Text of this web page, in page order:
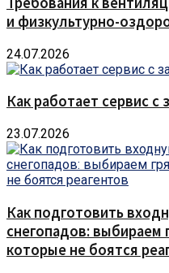
и физкультурно-
24.07.2026
Как работает сервис
23.07.2026
Как подготовить
снегопадов:
которые не боятся